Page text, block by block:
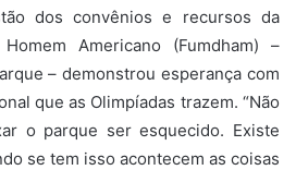
dos convênios e recursos da
Americano (Fumdham) –
– demonstrou esperança com
que as Olimpíadas trazem. “Não
o parque ser esquecido. Existe
se tem isso acontecem as coisas